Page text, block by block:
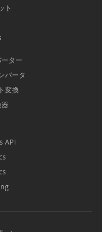
ト
ター
バータ
変換
API